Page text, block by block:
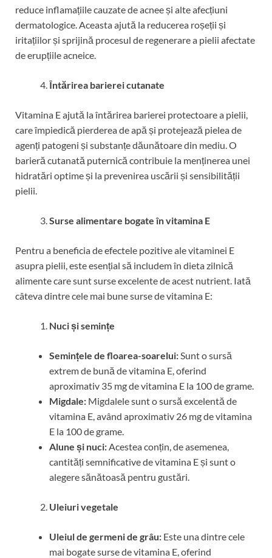
reduce inflamațiile cauzate de acnee și alte afecțiuni
dermatologice. Aceasta ajută la reducerea roșeții și
iritațiilor și sprijină procesul de regenerare a pielii afectate
de erupțiile acneice.
Întărirea barierei cutanate
Vitamina E ajută la întărirea barierei protectoare a pielii,
care împiedică pierderea de apă și protejează pielea de
agenți patogeni și substanțe dăunătoare din mediu. O
barieră cutanată puternică contribuie la menținerea unei
hidratări optime și la prevenirea uscării și sensibilității
pielii.
Surse alimentare bogate în vitamina E
Pentru a beneficia de efectele pozitive ale vitaminei E
asupra pielii, este esențial să includem în dieta zilnică
alimente care sunt surse excelente de acest nutrient. Iată
câteva dintre cele mai bune surse de vitamina E:
Nuci și semințe
Semințele de floarea-soarelui:Sunt o sursă
extrem de bună de vitamina E, oferind
aproximativ 35 mg de vitamina E la 100 de grame.
Migdale: Migdalele sunt o sursă excelentă de
vitamina E, având aproximativ 26 mg de vitamina
E la 100 de grame.
Alune și nuci:Acestea conțin, de asemenea,
cantități semnificative de vitamina E și sunt o
alegere sănătoasă pentru gustări.
Uleiuri vegetale
Uleiul de germeni de grâu: Este una dintre cele
mai bogate surse de vitamina E, oferind